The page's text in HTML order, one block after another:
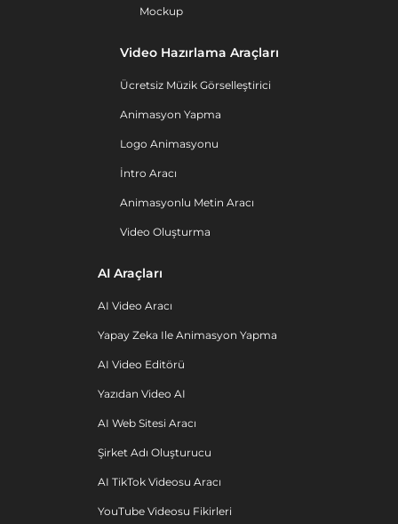
Mockup
Video Hazırlama Araçları
Ücretsiz Müzik Görselleştirici
Animasyon Yapma
Logo Animasyonu
İntro Aracı
Animasyonlu Metin Aracı
Video Oluşturma
AI Araçları
AI Video Aracı
Yapay Zeka Ile Animasyon Yapma
AI Video Editörü
Yazıdan Video AI
AI Web Sitesi Aracı
Şirket Adı Oluşturucu
AI TikTok Videosu Aracı
YouTube Videosu Fikirleri